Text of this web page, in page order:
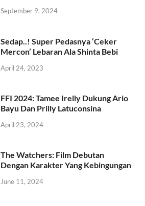
September 9, 2024
Sedap..! Super Pedasnya ‘Ceker
Mercon’ Lebaran Ala Shinta Bebi
April 24, 2023
FFI 2024: Tamee Irelly Dukung Ario
Bayu Dan Prilly Latuconsina
April 23, 2024
The Watchers: Film Debutan
Dengan Karakter Yang Kebingungan
June 11, 2024